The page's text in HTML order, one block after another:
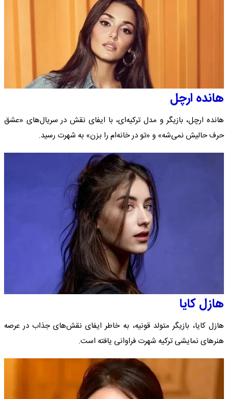
هانده ارچل
هانده ارچل، بازیگر و مدل ترکیه‌ای، با ایفای نقش در سریال‌های «عشق
حرف حالیش نمی‌شه» و «تو در خانه‌ام را بزن» به شهرت رسید.
هازل کایا
هازل کایا، بازیگر متولد قونیه، به خاطر ایفای نقش‌های جذاب در عرصه
هنرهای نمایشی ترکیه شهرت فراوانی یافته است.